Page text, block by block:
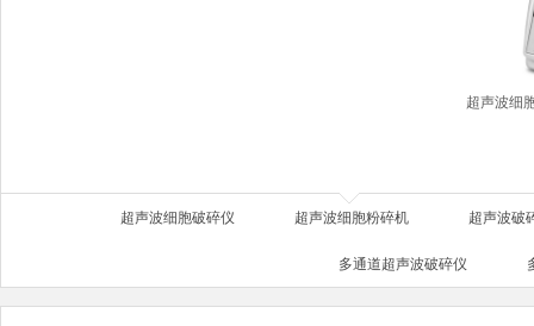
超声波细
超声波细胞破碎仪 超声波细胞粉碎机 超声波破
多通道超声波破碎仪